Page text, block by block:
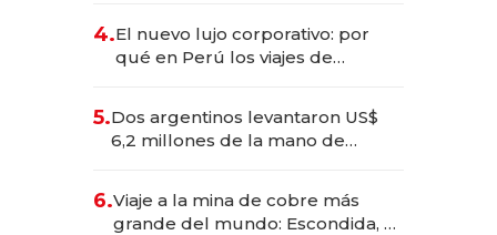
4.El nuevo lujo corporativo: por
qué en Perú los viajes de
para convertirse en experiencias
transformadoras
5.Dos argentinos levantaron US$
6,2 millones de la mano de
6.Viaje a la mina de cobre más
grande del mundo: Escondida, el